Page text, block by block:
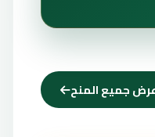
جميع المنح